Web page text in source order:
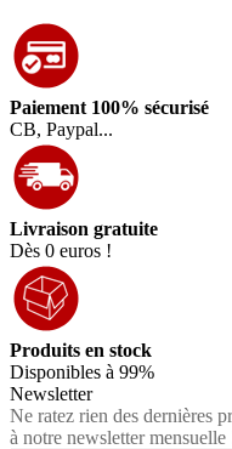
Paiement 100% sécurisé
CB, Paypal...
Livraison gratuite
Dès 0 euros !
Produits en stock
Disponibles à 99%
Newsletter
Ne ratez rien des dernières
à notre newsletter mensuelle